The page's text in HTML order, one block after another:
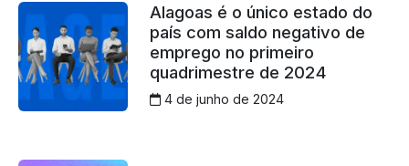
Alagoas é o único estado do
país com saldo negativo de
emprego no primeiro
quadrimestre de 2024
4 de junho de 2024